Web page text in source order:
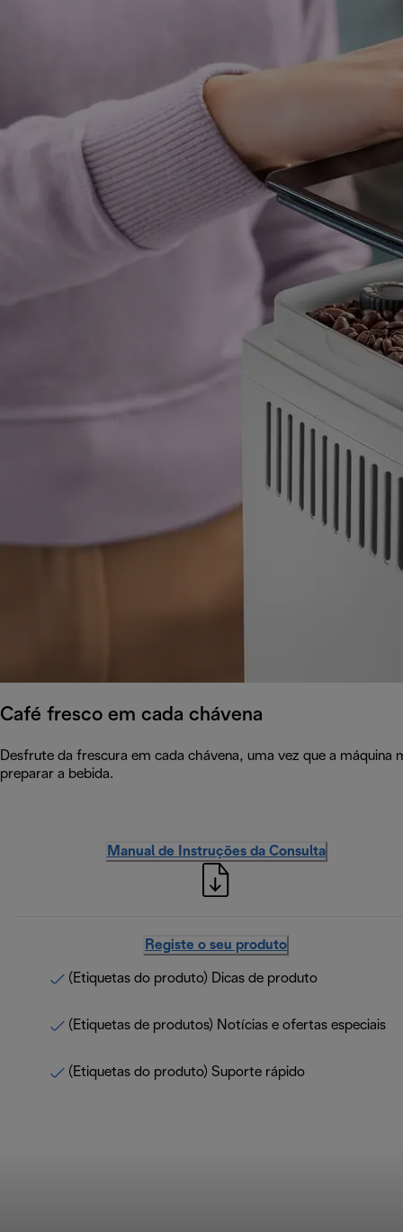
Café fresco em cada chávena
Desfrute da frescura em cada chávena, uma vez que a
preparar a bebida.
Manual de Instruções da Consulta
Registe o seu produto
(Etiquetas do produto) Dicas de produto
(Etiquetas de produtos) Notícias e ofertas especiais
(Etiquetas do produto) Suporte rápido